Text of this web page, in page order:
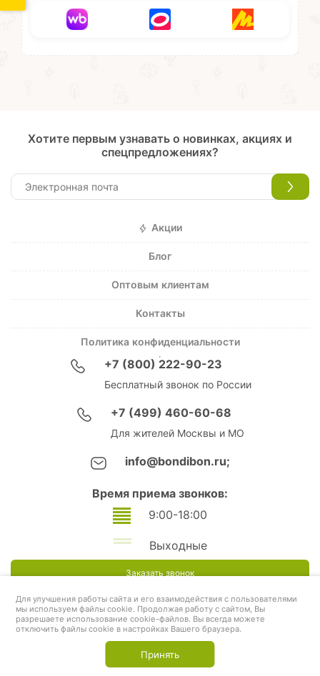
Хотите первым узнавать о новинках, акциях и
спецпредложениях?
Акции
Блог
Оптовым клиентам
Контакты
Политика конфиденциальности
+7 (800) 222-90-23
Бесплатный звонок по России
+7 (499) 460-60-68
Для жителей Москвы и МО
info@bondibon.ru;
Время приема звонков:
9:00-18:00
Выходные
Заказать звонок
Для улучшения работы сайта и его взаимодействия с пользователями
мы используем файлы cookie. Продолжая работу с сайтом, Вы
разрешаете использование cookie-файлов. Вы всегда можете
отключить файлы cookie в настройках Вашего браузера.
Принять